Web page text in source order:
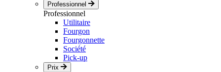
Professionnel
Professionnel
Utilitaire
Fourgon
Fourgonnette
Société
Pick-up
Prix